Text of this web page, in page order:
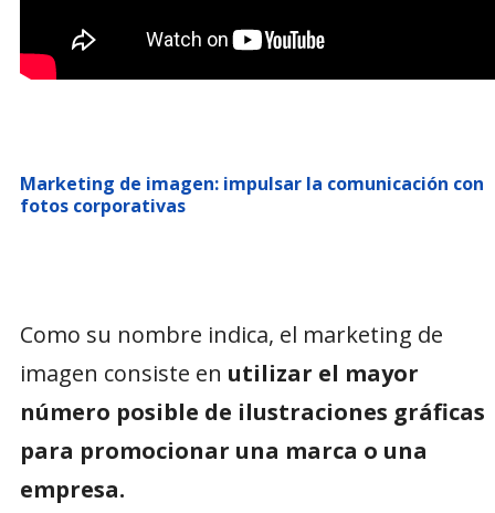
Marketing de imagen: impulsar la comunicación con
fotos corporativas
Como su nombre indica, el marketing de
imagen consiste en utilizar el mayor
número posible de ilustraciones gráficas
para promocionar una marca o una
empresa.